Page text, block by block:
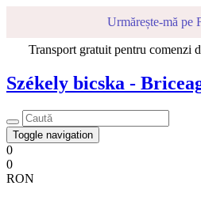
Urmărește-mă pe
Transport gratuit pentru comenzi
Székely bicska -
Toggle navigation
0
0
RON